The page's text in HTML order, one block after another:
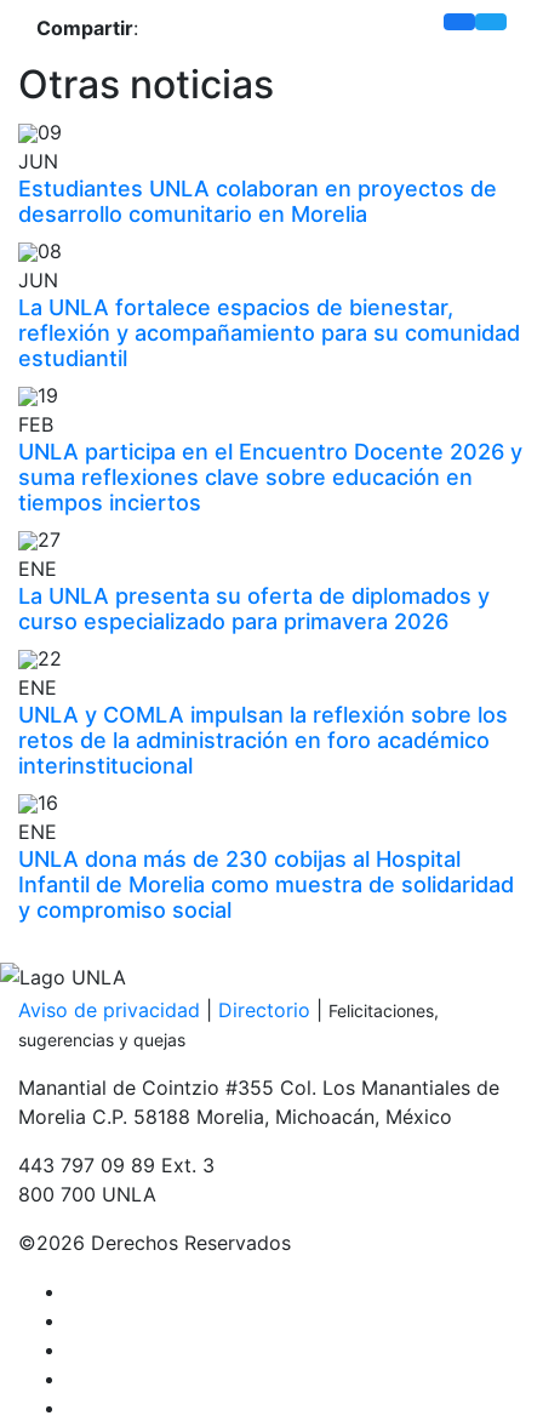
Compartir:
Otras noticias
09
JUN
Estudiantes UNLA colaboran en proyectos de
desarrollo comunitario en Morelia
08
JUN
La UNLA fortalece espacios de bienestar,
reflexión y acompañamiento para su comunidad
estudiantil
19
FEB
UNLA participa en el Encuentro Docente 2026 y
suma reflexiones clave sobre educación en
tiempos inciertos
27
ENE
La UNLA presenta su oferta de diplomados y
curso especializado para primavera 2026
22
ENE
UNLA y COMLA impulsan la reflexión sobre los
retos de la administración en foro académico
interinstitucional
16
ENE
UNLA dona más de 230 cobijas al Hospital
Infantil de Morelia como muestra de solidaridad
y compromiso social
Aviso de privacidad Directorio
Felicitaciones,
sugerencias y quejas
Manantial de Cointzio #355 Col. Los Manantiales de
Morelia C.P. 58188 Morelia, Michoacán, México
443 797 09 89 Ext. 3
800 700 UNLA
©2026 Derechos Reservados